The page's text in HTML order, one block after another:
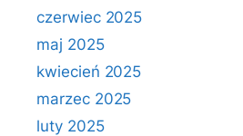
czerwiec 2025
maj 2025
kwiecień 2025
marzec 2025
luty 2025